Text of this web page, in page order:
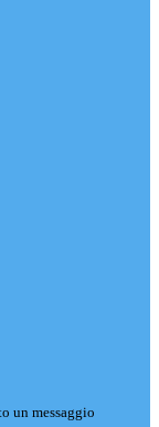
un messaggio